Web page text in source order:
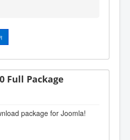
Full Package
package for Joomla!